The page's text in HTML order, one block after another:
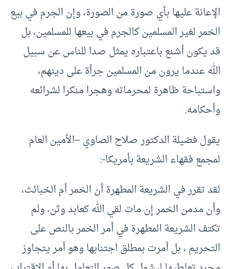
الإعانة عليها بأي صورة من الصورة، وإن الجرم في بيع
الخمر لغير المسلمين كالجرم في بيعها للمسلمين، بل
قد يكون أشنع باعتباره يمثل صدا للناس عن سبيل
الله عندما يرون من المسلمين جرأة على دينهم،
واستباحة ظاهرة لمحرماته وهجرا منكرا لشرائعه
وأحكامه.
يقول فضيلة الدكتور صلاح الصاوي –الأمين العام
لمجمع فقهاء الشريعة بأمريكا-:
لقد تقرر في الشريعة المطهرة أن الخمر أم الخبائث،
وأن مدمن الخمر إن مات لقي الله كعابد وثن، ولم
تكتف الشريعة المطهرة في أمر الخمر بالنص على
التحريم ، بل أمرت بمطلق اجتنابها وهو أمر يتجاوز